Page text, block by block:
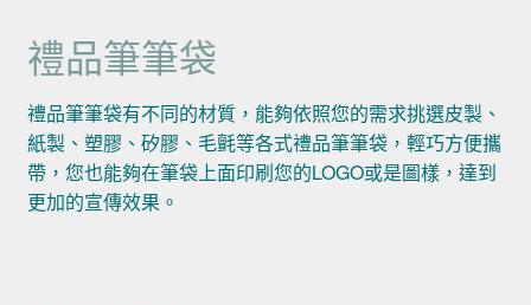
禮品筆筆袋
禮品筆筆袋有不同的材質，能夠依照您的需求挑選皮製、
紙製、塑膠、矽膠、毛氈等各式禮品筆筆袋，輕巧方便攜
帶，您也能夠在筆袋上面印刷您的LOGO或是圖樣，達到
更加的宣傳效果。